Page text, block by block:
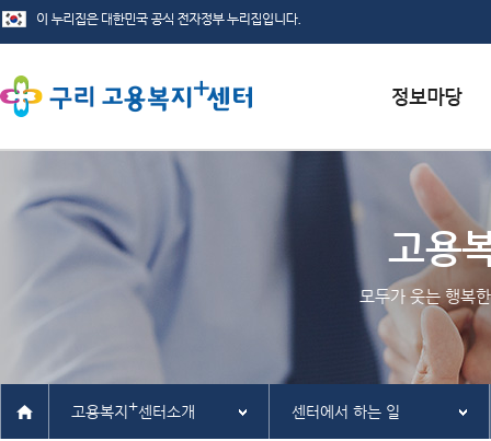
서식자료실
채용정보
인재정보
관련사이트
고용
모두가 웃는 행복
고용복지 +센터소개 센터에서 하는 일